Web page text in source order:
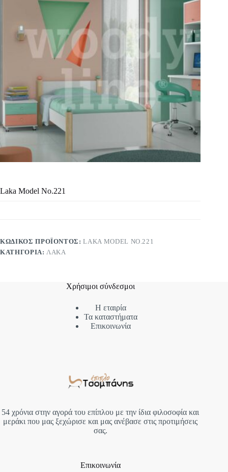
Laka Model No.221
ΚΩΔΙΚΌΣ ΠΡΟΪΌΝΤΟΣ:LAKA MODEL NO.221
ΚΑΤΗΓΟΡΊΑ: ΛΆΚΑ
Χρήσιμοι σύνδεσμοι
Η εταιρία
Τα καταστήματα
Επικοινωνία
54 χρόνια στην αγορά του επίπλου με την ίδια φιλοσοφία και
μεράκι που μας ξεχώρισε και μας ανέβασε στις προτιμήσεις
σας.
Επικοινωνία